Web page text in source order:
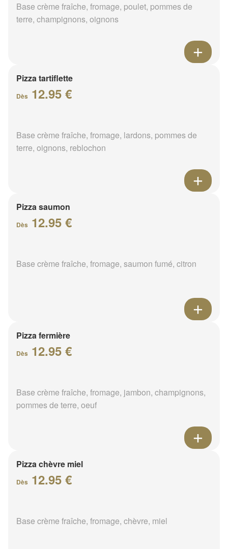
Base crème fraîche, fromage, poulet, pommes de
terre, champignons, oignons
Pizza tartiflette
Dès 12.95 €
Base crème fraîche, fromage, lardons, pommes de
terre, oignons, reblochon
Pizza saumon
Dès 12.95 €
Base crème fraîche, fromage, saumon fumé, citron
Pizza fermière
Dès 12.95 €
Base crème fraîche, fromage, jambon, champignons,
pommes de terre, oeuf
Pizza chèvre miel
Dès 12.95 €
Base crème fraîche, fromage, chèvre, miel